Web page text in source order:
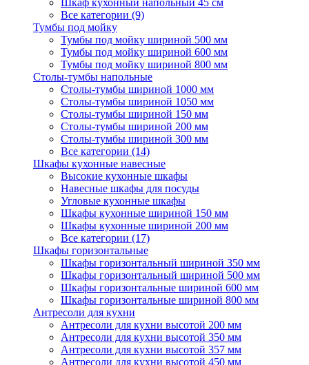
Шкаф кухонный напольный 45 см
Все категории (9)
Тумбы под мойку
Тумбы под мойку шириной 500 мм
Тумбы под мойку шириной 600 мм
Тумбы под мойку шириной 800 мм
Столы-тумбы напольные
Столы-тумбы шириной 1000 мм
Столы-тумбы шириной 1050 мм
Столы-тумбы шириной 150 мм
Столы-тумбы шириной 200 мм
Столы-тумбы шириной 300 мм
Все категории (14)
Шкафы кухонные навесные
Высокие кухонные шкафы
Навесные шкафы для посуды
Угловые кухонные шкафы
Шкафы кухонные шириной 150 мм
Шкафы кухонные шириной 200 мм
Все категории (17)
Шкафы горизонтальные
Шкафы горизонтальный шириной 350 мм
Шкафы горизонтальный шириной 500 мм
Шкафы горизонтальные шириной 600 мм
Шкафы горизонтальные шириной 800 мм
Антресоли для кухни
Антресоли для кухни высотой 200 мм
Антресоли для кухни высотой 350 мм
Антресоли для кухни высотой 357 мм
Антресоли для кухни высотой 450 мм